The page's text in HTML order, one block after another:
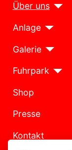
Über uns
Anlage
Galerie
Fuhrpark
Shop
Presse
Kontakt